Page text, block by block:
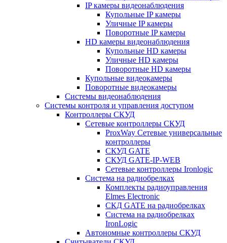
IP камеры видеонаблюдения
Купольные IP камеры
Уличные IP камеры
Поворотные IP камеры
HD камеры видеонаблюдения
Купольные HD камеры
Уличные HD камеры
Поворотные HD камеры
Купольные видеокамеры
Поворотные видеокамеры
Системы видеонаблюдения
Системы контроля и управления доступом
Контроллеры СКУД
Сетевые контроллеры СКУД
ProxWay Сетевые универсальные
контроллеры
СКУД GATE
СКУД GATE-IP-WEB
Сетевые контроллеры Ironlogic
Система на радиобрелках
Комплекты радиоуправления
Elmes Electronic
СКД GATE на радиобрелках
Система на радиобрелках
IronLogic
Автономные контроллеры СКУД